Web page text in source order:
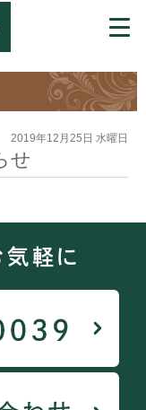
2019年12月25日 水曜日
せ
軽に